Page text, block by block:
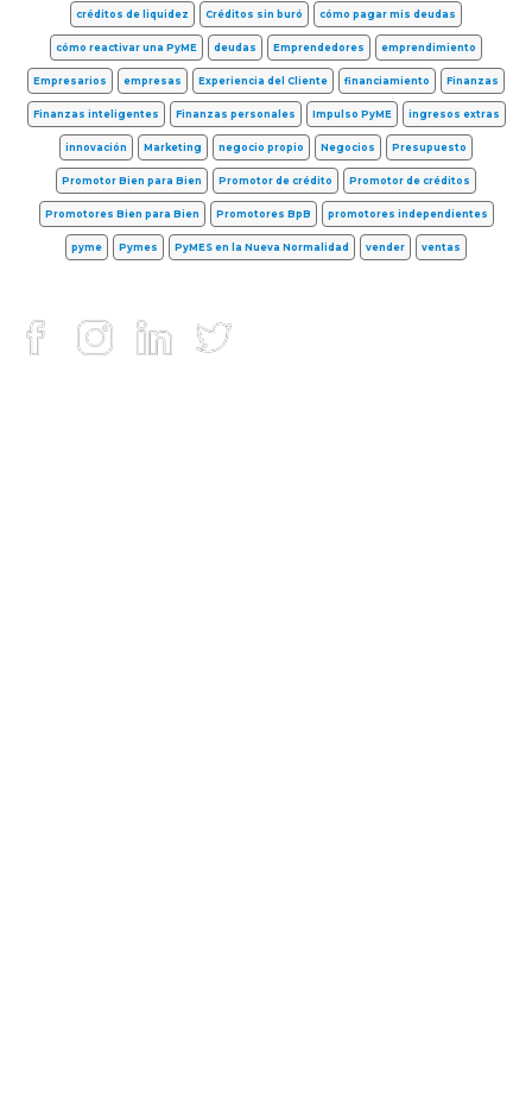
créditos de liquidez Créditos sin buró cómo pagar mis deudas
cómo reactivar una PyME deudas Emprendedores emprendimiento
Empresarios empresas Experiencia del Cliente financiamiento Finanzas
Finanzas inteligentes Finanzas personales Impulso PyME ingresos extras
innovación Marketing negocio propio Negocios Presupuesto
Promotor Bien para Bien Promotor de crédito Promotor de créditos
Promotores Bien para Bien Promotores BpB promotores independientes
pyme Pymes PyMES en la Nueva Normalidad vender ventas